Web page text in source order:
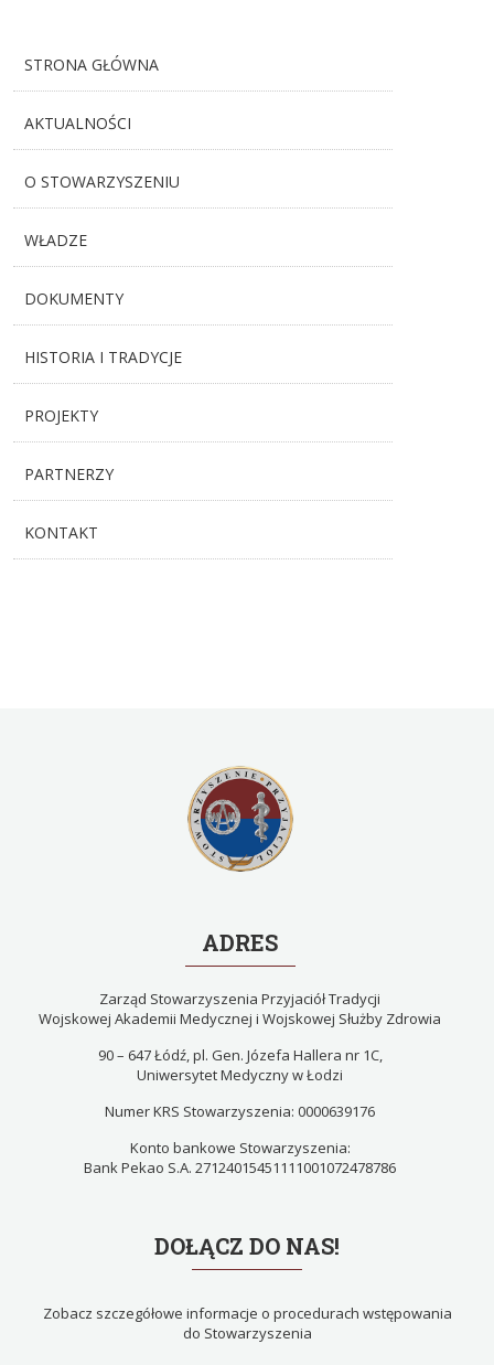
STRONA GŁÓWNA
AKTUALNOŚCI
O STOWARZYSZENIU
WŁADZE
DOKUMENTY
HISTORIA I TRADYCJE
PROJEKTY
PARTNERZY
KONTAKT
ADRES
Zarząd Stowarzyszenia Przyjaciół Tradycji
Wojskowej Akademii Medycznej i Wojskowej Służby Zdrowia
90 – 647 Łódź, pl. Gen. Józefa Hallera nr 1C,
Uniwersytet Medyczny w Łodzi
Numer KRS Stowarzyszenia: 0000639176
Konto bankowe Stowarzyszenia:
Bank Pekao S.A. 27124015451111001072478786
DOŁĄCZ DO NAS!
Zobacz szczegółowe informacje o procedurach wstępowania
do Stowarzyszenia